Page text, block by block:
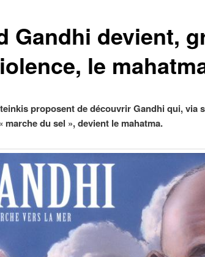
Gandhi devient,
le
proposent de découvrir Gandhi qui, via
marche du sel », devient le mahatma.